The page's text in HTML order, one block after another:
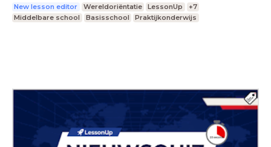
New lesson editor Wereldoriëntatie LessonUp
+7
Middelbare school
Basisschool Praktijkonderwijs